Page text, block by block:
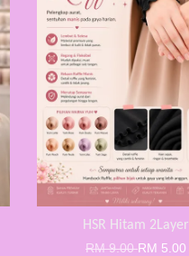
HSR Hitam 2Layer
RM 9.00RM 5.00